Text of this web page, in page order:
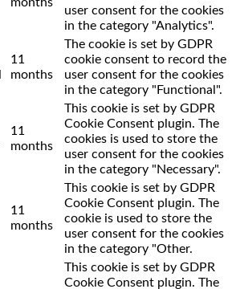
user consent for the cookies
in the category "Analytics".
11
months
The cookie is set by GDPR
cookie consent to record the
user consent for the cookies
in the category "Functional".
11
months
This cookie is set by GDPR
Cookie Consent plugin. The
cookies is used to store the
user consent for the cookies
in the category "Necessary".
11
months
This cookie is set by GDPR
Cookie Consent plugin. The
cookie is used to store the
user consent for the cookies
in the category "Other.
This cookie is set by GDPR
Cookie Consent plugin. The